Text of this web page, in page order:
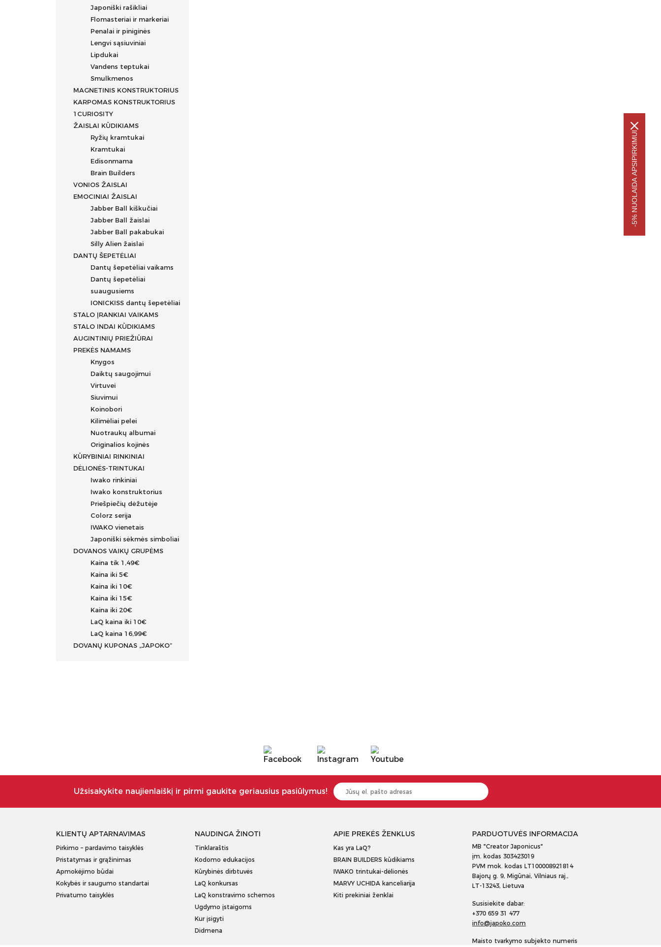
Japoniški rašikliai
Prabangūs rašikliai
Rašikliai
Grafiniai rašikliai
Ergonomiški rašikliai
Dėklai rašikliams
Flomasteriai ir markeriai
Flomasteriai
Flomasteriai tekstilei
Akriliniai markeriai
Permanentiniai markeriai
Kreidiniai markeriai
Markeriai įvairių paviršių
dekoravimui
Markeriai porcelianui
Penalai ir piniginės
Lengvi sąsiuviniai
Lipdukai
Vandens teptukai
Smulkmenos
MAGNETINIS KONSTRUKTORIUS
KARPOMAS KONSTRUKTORIUS
1CURIOSITY
ŽAISLAI KŪDIKIAMS
Ryžių kramtukai
Kramtukai
Edisonmama
Brain Builders
Žaislų rinkiniai
Žaislai nuo gimimo
Žaislai nuo 2+ mėn.
Žaislai nuo 3+ mėn.
Žaislai nuo 4+ mėn.
Žaislai nuo 5+ mėn.
Žaislai nuo 6+ mėn.
Žaislai nuo 7+ mėn.
VONIOS ŽAISLAI
EMOCINIAI ŽAISLAI
Jabber Ball kiškučiai
Jabber Ball žaislai
Jabber Ball pakabukai
Silly Alien žaislai
DANTŲ ŠEPETĖLIAI
Dantų šepetėliai vaikams
Dantų šepetėliai
suaugusiems
IONICKISS dantų šepetėliai
STALO ĮRANKIAI VAIKAMS
STALO INDAI KŪDIKIAMS
AUGINTINIŲ PRIEŽIŪRAI
PREKĖS NAMAMS
Knygos
Daiktų saugojimui
Virtuvei
Siuvimui
Koinobori
Kilimėliai pelei
Nuotraukų albumai
Originalios kojinės
KŪRYBINIAI RINKINIAI
DĖLIONĖS-TRINTUKAI
Iwako rinkiniai
Iwako konstruktorius
Priešpiečių dėžutėje
Colorz serija
IWAKO vienetais
Japoniški sėkmės simboliai
DOVANOS VAIKŲ GRUPĖMS
Kaina tik 1,49€
Kaina iki 5€
Kaina iki 10€
Kaina iki 15€
Kaina iki 20€
LaQ kaina iki 10€
LaQ kaina 16,99€
DOVANŲ KUPONAS „JAPOKO”
Užsisakykite naujienlaiškį ir pirmi gaukite geriausius pasiūlymus!
KLIENTŲ APTARNAVIMAS
Pirkimo – pardavimo taisyklės
Pristatymas ir grąžinimas
Apmokėjimo būdai
Kokybės ir saugumo standartai
Privatumo taisyklės
NAUDINGA ŽINOTI
Tinklaraštis
Kodomo edukacijos
Kūrybinės dirbtuvės
LaQ konkursas
LaQ konstravimo schemos
Ugdymo įstaigoms
Kur įsigyti
Didmena
APIE PREKĖS ŽENKLUS
Kas yra LaQ?
BRAIN BUILDERS kūdikiams
IWAKO trintukai-dėlionės
MARVY UCHIDA kanceliarija
Kiti prekiniai ženklai
PARDUOTUVĖS INFORMACIJA
MB "Creator Japonicus"
įm. kodas 303423019
PVM mok. kodas LT100008921814
Bajorų g. 9, Migūnai, Vilniaus raj.,
LT-13243, Lietuva
Susisiekite dabar:
+370 659 31 477
info@japoko.com
Maisto tvarkymo subjekto numeris
-5% NUOLAIDA APSIPIRKIMUI